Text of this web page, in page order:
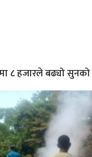
८ हजारले बढ्यो